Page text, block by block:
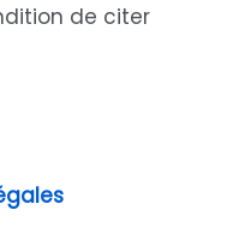
de citer